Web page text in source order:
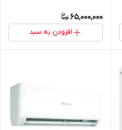
9TP
65,000,000
افزودن به سبد